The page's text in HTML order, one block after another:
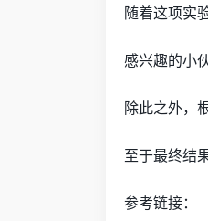
随着这项实
感兴趣的小
除此之外，
至于最终结
参考链接：